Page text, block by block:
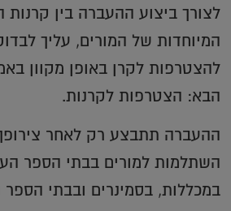
לצורך ביצוע ההעברה בין
המיוחדות של המורים, עליך
להצטרפות לקרן באופן מקוון
הבא: הצטרפות לקרנות.
ההעברה תתבצע רק לאחר צירופך
השתלמות למורים בבתי הספר
במכללות, בסמינרים ובבתי הספר